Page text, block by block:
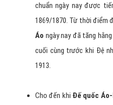
chuẩn ngày nay được
1869/1870. Từ thời điểm
Áo ngày nay đã tăng
cuối cùng trước khi Đệ
1913.
Cho đến khi Đế quốc